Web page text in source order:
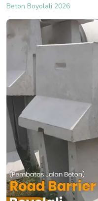
Beton Boyolali 2026